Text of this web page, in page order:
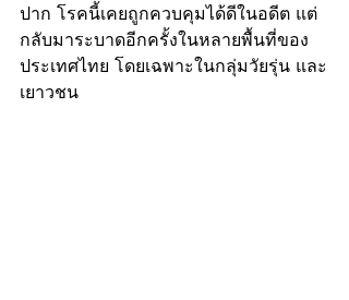
ปาก โรคนี้เคยถูกควบคุมได้ดีในอดีต แต่
กลับมาระบาดอีกครั้งในหลายพื้นที่ของ
ประเทศไทย โดยเฉพาะในกลุ่มวัยรุ่น และ
เยาวชน